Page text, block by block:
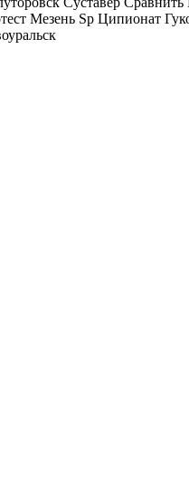
Мезень Sp Ципионат